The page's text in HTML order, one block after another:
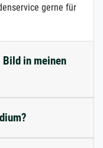
gerne für
Bild in meinen